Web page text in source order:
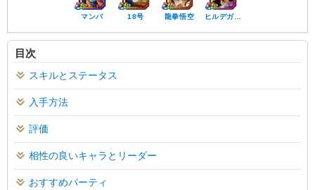
マンバ 18号 龍拳悟空 ヒルデガ…
目次
スキルとステータス
入手方法
評価
相性の良いキャラとリーダー
おすすめパーティ